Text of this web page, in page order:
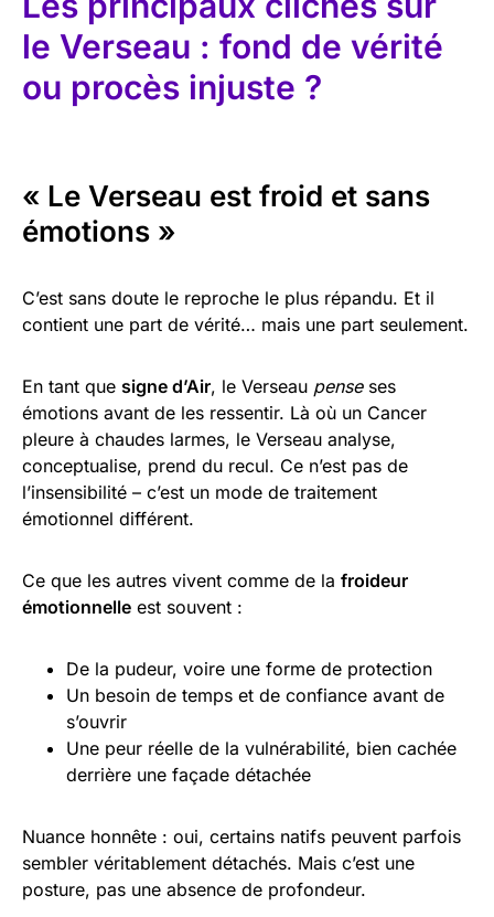
le Verseau : fond de vérité
ou procès injuste ?
« Le Verseau est froid et sans
émotions »
C’est sans doute le reproche le plus répandu. Et il
contient une part de vérité… mais une part seulement.
En tant que signe d’Air, le Verseau penseses
émotions avant de les ressentir. Là où un Cancer
pleure à chaudes larmes, le Verseau analyse,
conceptualise, prend du recul. Ce n’est pas de
l’insensibilité – c’est un mode de traitement
émotionnel différent.
Ce que les autres vivent comme de la froideur
émotionnelle est souvent :
De la pudeur, voire une forme de protection
Un besoin de temps et de confiance avant de
s’ouvrir
Une peur réelle de la vulnérabilité, bien cachée
derrière une façade détachée
Nuance honnête : oui, certains natifs peuvent parfois
sembler véritablement détachés. Mais c’est une
posture, pas une absence de profondeur.